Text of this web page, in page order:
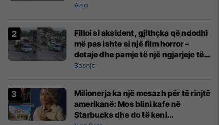
Azia
Filloi si aksident, gjithçka që ndodhi
më pas ishte si një film horror –
detaje dhe pamje të një ngjarjeje të
rrezikshme në BeH
Bosnja
Milionerja ka një mesazh për të rinjtë
amerikanë: Mos blini kafe në
Starbucks dhe do të keni